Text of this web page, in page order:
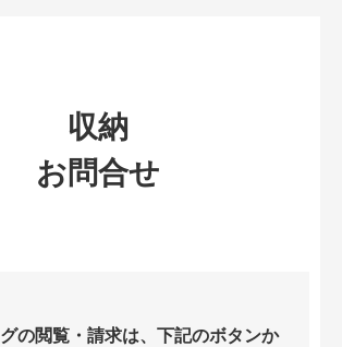
収納
お問合せ
の閲覧・請求は、下記のボタンか